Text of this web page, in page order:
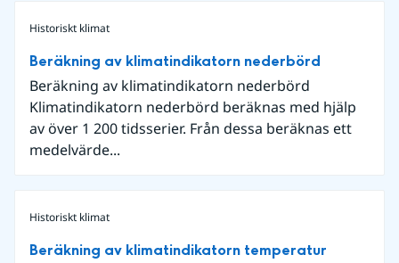
Historiskt klimat
Beräkning av klimatindikatorn nederbörd
Beräkning av klimatindikatorn nederbörd
Klimatindikatorn nederbörd beräknas med hjälp
av över 1 200 tidsserier. Från dessa beräknas ett
medelvärde...
Historiskt klimat
Beräkning av klimatindikatorn temperatur